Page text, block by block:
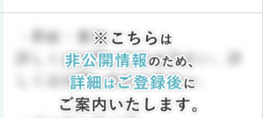
・昇給・賞与
詳しくはお問い合わせ下さい。詳
しくはお問い合わせ下さい。